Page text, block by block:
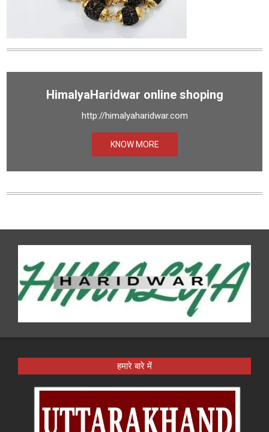
HimalyaHaridwar online shoping
http://himalyaharidwar.com
KNOW MORE
हमारे बारे में